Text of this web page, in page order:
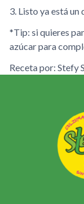
3. Listo ya está un
*Tip: si quieres
azúcar para
Receta por: Stefy